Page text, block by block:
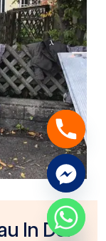
In Der
Hide
chaty